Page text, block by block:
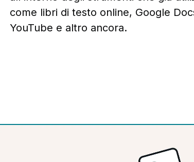
come libri di testo online, Google
YouTube e altro ancora.